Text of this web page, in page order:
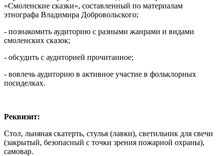
«Смоленские сказки», составленный по материалам
этнографа Владимира Добровольского;
- познакомить аудиторию с разными жанрами и видами
смоленских сказок;
- обсудить с аудиторией прочитанное;
- вовлечь аудиторию в активное участие в фольклорных
посиделках.
Реквизит:
Стол, льняная скатерть, стулья (лавки), светильник для свечи
(закрытый, безопасный с точки зрения пожарной охраны),
самовар.